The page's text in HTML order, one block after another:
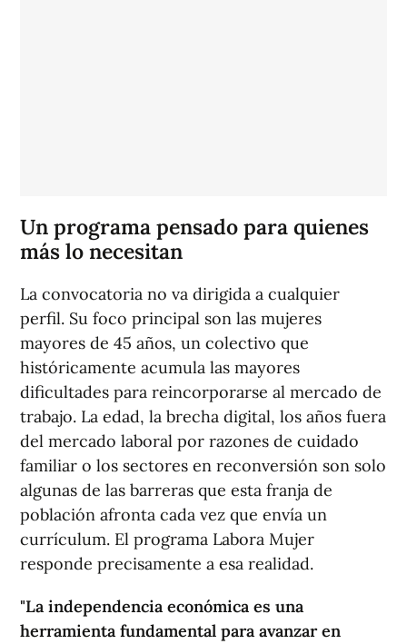
Un programa pensado para quienes
más lo necesitan
La convocatoria no va dirigida a cualquier
perfil. Su foco principal son las mujeres
mayores de 45 años, un colectivo que
históricamente acumula las mayores
dificultades para reincorporarse al mercado de
trabajo. La edad, la brecha digital, los años fuera
del mercado laboral por razones de cuidado
familiar o los sectores en reconversión son solo
algunas de las barreras que esta franja de
población afronta cada vez que envía un
currículum. El programa Labora Mujer
responde precisamente a esa realidad.
"La independencia económica es una
herramienta fundamental para avanzar en